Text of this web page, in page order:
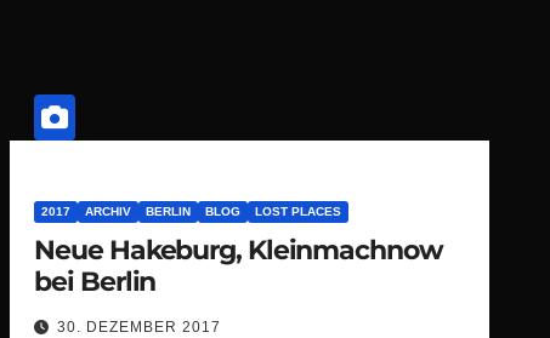
2017 ARCHIV BERLIN BLOG LOST PLACES
Neue Hakeburg, Kleinmachnow
bei Berlin
30. DEZEMBER 2017